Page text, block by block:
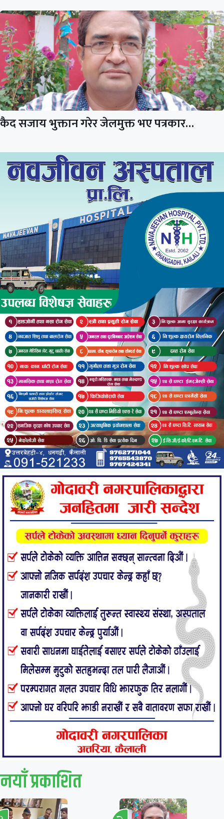
कैद सजाय भुक्तान गरेर जेलमुक्त भए पत्रकार…
नयाँ प्रकाशित